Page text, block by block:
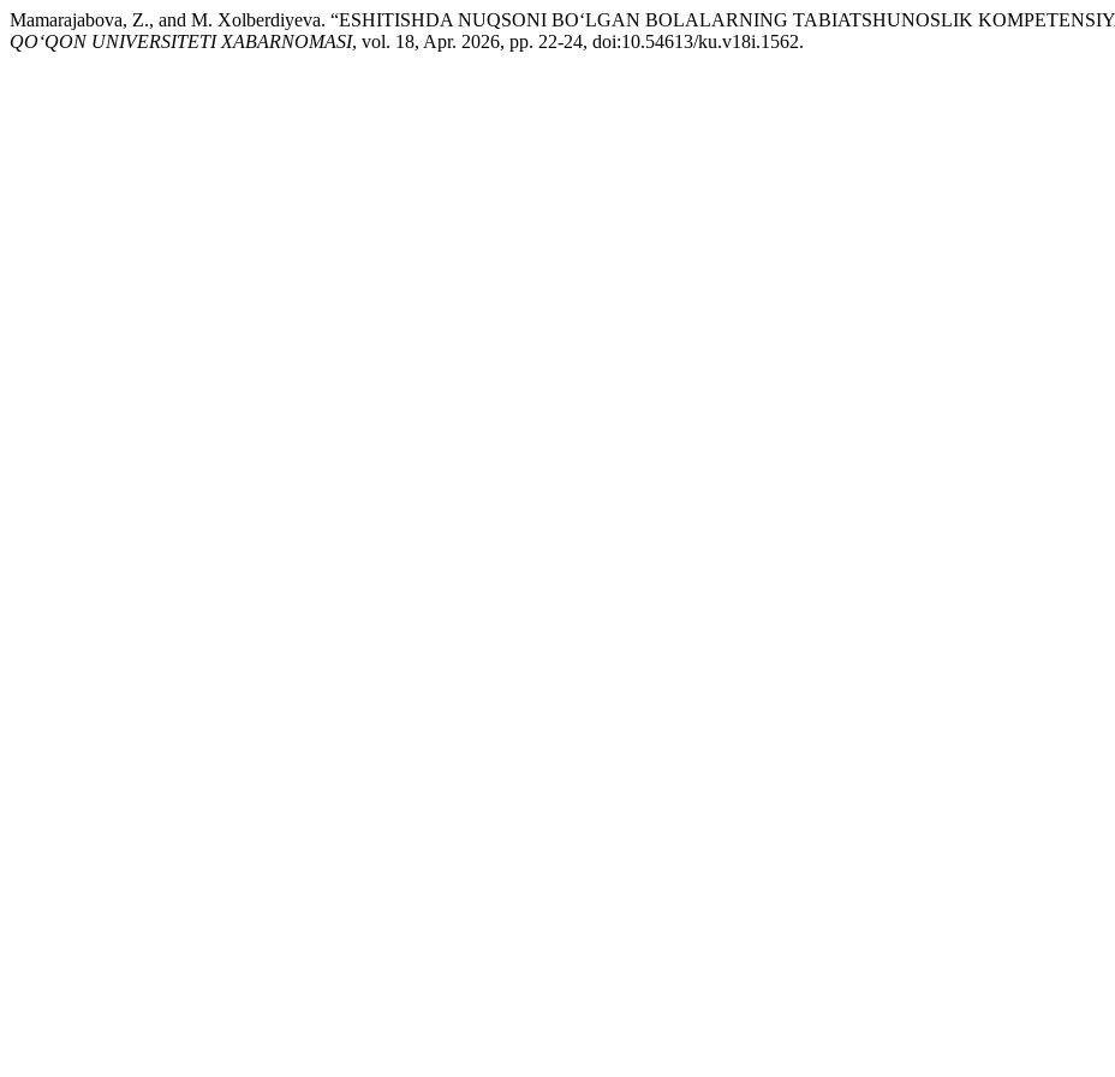
Mamarajabova, Z., and M. Xolberdiyeva. “ESHITISHDA NUQSONI BOʻLGAN BOLALARNING TABIATSHUNOSLIK
QO‘QON UNIVERSITETI XABARNOMASI, vol. 18, Apr. 2026, pp. 22-24, doi:10.54613/ku.v18i.1562.